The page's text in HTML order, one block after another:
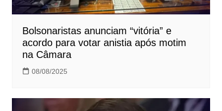
Bolsonaristas anunciam “vitória” e
acordo para votar anistia após motim
na Câmara
08/08/2025